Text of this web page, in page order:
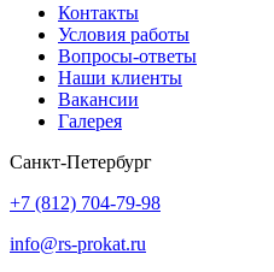
Контакты
Условия работы
Вопросы-ответы
Наши клиенты
Вакансии
Галерея
Санкт-Петербург
+7 (812) 704-79-98
info@rs-prokat.ru